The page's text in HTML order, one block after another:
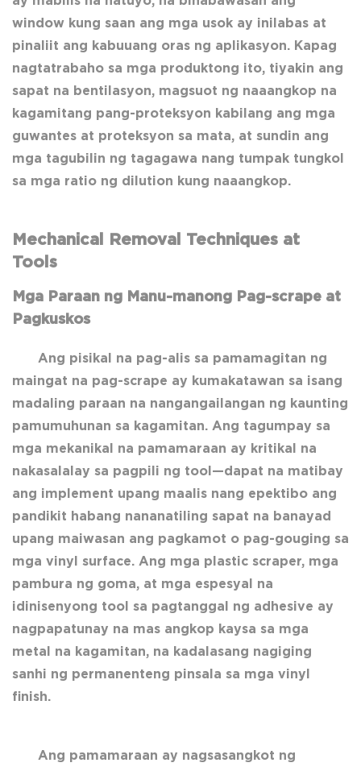
window kung saan ang mga usok ay inilabas at
pinaliit ang kabuuang oras ng aplikasyon. Kapag
nagtatrabaho sa mga produktong ito, tiyakin ang
sapat na bentilasyon, magsuot ng naaangkop na
kagamitang pang-proteksyon kabilang ang mga
guwantes at proteksyon sa mata, at sundin ang
mga tagubilin ng tagagawa nang tumpak tungkol
sa mga ratio ng dilution kung naaangkop.
Mechanical Removal Techniques at
Tools
Mga Paraan ng Manu-manong Pag-scrape at
Pagkuskos
Ang pisikal na pag-alis sa pamamagitan ng
maingat na pag-scrape ay kumakatawan sa isang
madaling paraan na nangangailangan ng kaunting
pamumuhunan sa kagamitan. Ang tagumpay sa
mga mekanikal na pamamaraan ay kritikal na
nakasalalay sa pagpili ng tool—dapat na matibay
ang implement upang maalis nang epektibo ang
pandikit habang nananatiling sapat na banayad
upang maiwasan ang pagkamot o pag-gouging sa
mga vinyl surface. Ang mga plastic scraper, mga
pambura ng goma, at mga espesyal na
idinisenyong tool sa pagtanggal ng adhesive ay
nagpapatunay na mas angkop kaysa sa mga
metal na kagamitan, na kadalasang nagiging
sanhi ng permanenteng pinsala sa mga vinyl
finish.
Ang pamamaraan ay nagsasangkot ng